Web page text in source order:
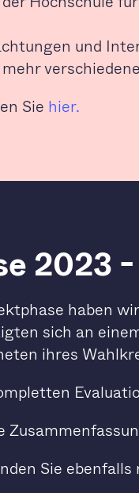
und
Sie hier.
2023
haben
sich an
ihres
Sie ebenfalls